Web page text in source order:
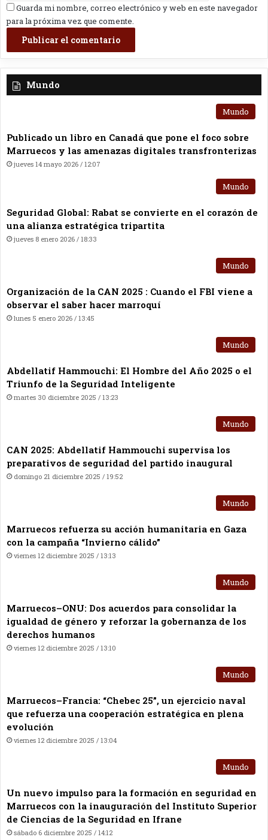
Guarda mi nombre, correo electrónico y web en este navegador
para la próxima vez que comente.
Mundo
Mundo
Publicado un libro en Canadá que pone el foco sobre
Marruecos y las amenazas digitales transfronterizas
jueves 14 mayo 2026 / 12:07
Mundo
Seguridad Global: Rabat se convierte en el corazón de
una alianza estratégica tripartita
jueves 8 enero 2026 / 18:33
Mundo
Organización de la CAN 2025 : Cuando el FBI viene a
observar el saber hacer marroquí
lunes 5 enero 2026 / 13:45
Mundo
Abdellatif Hammouchi: El Hombre del Año 2025 o el
Triunfo de la Seguridad Inteligente
martes 30 diciembre 2025 / 13:23
Mundo
CAN 2025: Abdellatif Hammouchi supervisa los
preparativos de seguridad del partido inaugural
domingo 21 diciembre 2025 / 19:52
Mundo
Marruecos refuerza su acción humanitaria en Gaza
con la campaña “Invierno cálido”
viernes 12 diciembre 2025 / 13:13
Mundo
Marruecos–ONU: Dos acuerdos para consolidar la
igualdad de género y reforzar la gobernanza de los
derechos humanos
viernes 12 diciembre 2025 / 13:10
Mundo
Marruecos–Francia: “Chebec 25”, un ejercicio naval
que refuerza una cooperación estratégica en plena
evolución
viernes 12 diciembre 2025 / 13:04
Mundo
Un nuevo impulso para la formación en seguridad en
Marruecos con la inauguración del Instituto Superior
de Ciencias de la Seguridad en Ifrane
sábado 6 diciembre 2025 / 14:12